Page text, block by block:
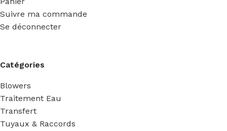
Suivre ma commande
Se déconnecter
Catégories
Blowers
Traitement Eau
Transfert
Tuyaux & Raccords